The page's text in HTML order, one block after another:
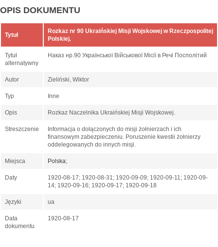
OPIS DOKUMENTU
Tytuł
Rozkaz nr 90 Ukraińskiej Misji Wojskowej w Rzeczpospolitej
Polskiej.
Tytuł
alternatywny
Наказ нр.90 Української Військової Місії в Речі Посполітий
Autor Zieliński, Wiktor
Typ Inne
Opis Rozkaz Naczelnika Ukraińskiej Misji Wojskowej.
Streszczenie
Informacja o dołączonych do misji żołnierzach i ich
finansowym zabezpieczeniu. Poruszenie kwestii żołnierzy
oddelegowanych do innych misji.
Miejsca Polska;
Daty
1920-08-17; 1920-08-31; 1920-09-09; 1920-09-11; 1920-09-
14; 1920-09-16; 1920-09-17; 1920-09-18
Języki ua
Data
dokumentu
1920-08-17